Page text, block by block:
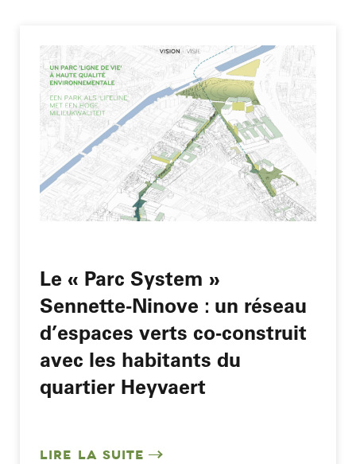
Le « Parc System »
Sennette-Ninove : un réseau
d’espaces verts co-construit
avec les habitants du
quartier Heyvaert
LIRE LA SUITE